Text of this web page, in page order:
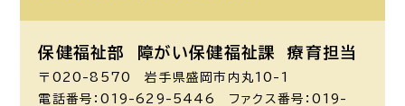
保健福祉部 障がい保健福祉課 療育担当
〒020-8570 岩手県盛岡市内丸10-1
電話番号：019-629-5446 ファクス番号：019-